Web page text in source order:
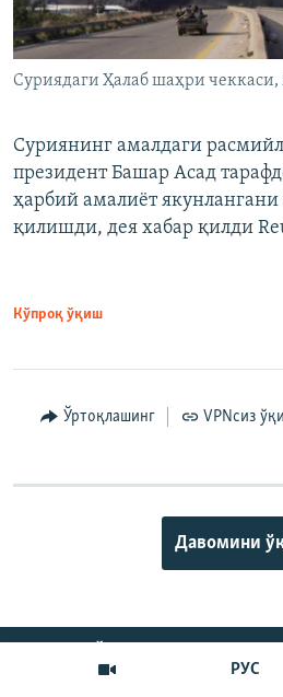
РУС
Суриядаги Ҳалаб шаҳри чеккаси,
Суриянинг амалдаги
президент Башар Асад
ҳарбий амалиёт якунлангани
қилишди, дея хабар қилди
Кўпроқ ўқиш
Ўртоқлашинг VPNсиз
Давомини